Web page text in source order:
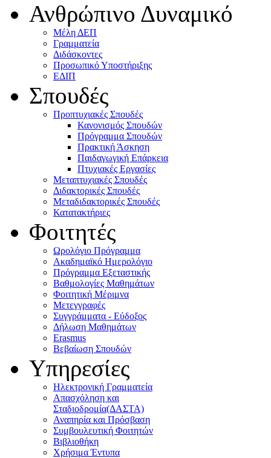
Ανθρώπινο Δυναμικό
Μέλη ΔΕΠ
Γραμματεία
Διδάσκοντες
Προσωπικό Υποστήριξης
ΕΔΙΠ
Σπουδές
Προπτυχιακές Σπουδές
Κανονισμός Σπουδών
Πρόγραμμα Σπουδών
Πρακτική Άσκηση
Παιδαγωγική Επάρκεια
Πτυχιακές Εργασίες
Μεταπτυχιακές Σπουδές
Διδακτορικές Σπουδές
Μεταδιδακτορικές Σπουδές
Κατατακτήριες
Φοιτητές
Ωρολόγιο Πρόγραμμα
Ακαδημαϊκό Ημερολόγιο
Πρόγραμμα Εξεταστικής
Βαθμολογίες Μαθημάτων
Φοιτητική Μέριμνα
Μετεγγραφές
Συγγράμματα - Εύδοξος
Δήλωση Μαθημάτων
Erasmus
Βεβαίωση Σπουδών
Υπηρεσίες
Ηλεκτρονική Γραμματεία
Απασχόληση και
Σταδιοδρομία(ΔΑΣΤΑ)
Αναπηρία και Πρόσβαση
Συμβουλευτική Φοιτητών
Βιβλιοθήκη
Χρήσιμα Έντυπα